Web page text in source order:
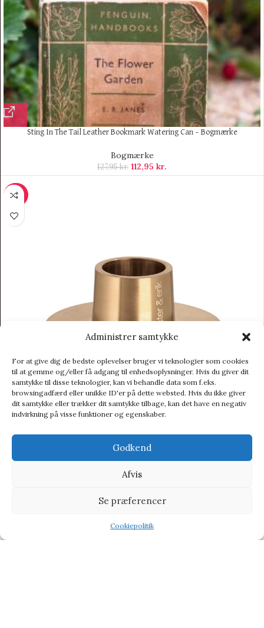
Administrer samtykke
For at give dig de bedste oplevelser bruger vi teknologier som cookies
til at gemme og/eller få adgang til enhedsoplysninger. Hvis du giver dit
samtykke til disse teknologier, kan vi behandle data som f.eks.
browsingadfærd eller unikke ID'er på dette websted. Hvis du ikke giver
dit samtykke eller trækker dit samtykke tilbage, kan det have en negativ
indvirkning på visse funktioner og egenskaber.
Godkend
Afvis
Se præferencer
Cookiepolitik
Sting In The Tail Leather Bookmark Watering Can – Bogmærke
Bogmærke
127,95kr. 112,95 kr.
-20%
kr. 176,00